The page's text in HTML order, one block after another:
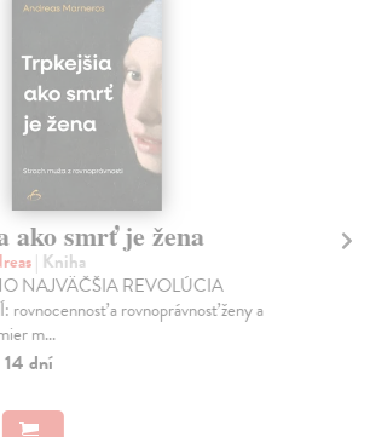
ako smrť je žena
| Kniha
NAJVÄČŠIA REVOLÚCIA
a rovnoprávnosť ženy a
m...
14 dní